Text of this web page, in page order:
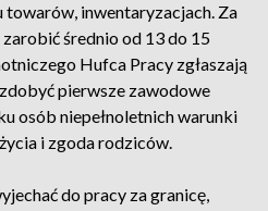
towarów, inwentaryzacjach. Za
średnio od 13 do 15
Hufca Pracy zgłaszają
pierwsze zawodowe
osób niepełnoletnich warunki
i zgoda rodziców.
do pracy za granicę,